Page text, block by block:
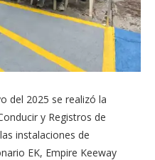
del 2025 se realizó la
y Registros de
instalaciones de
EK, Empire Keeway